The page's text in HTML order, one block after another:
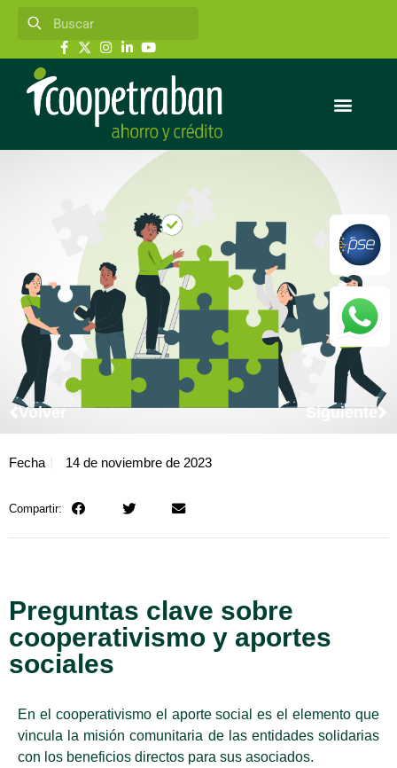
Volver Siguiente
Fecha 14 de noviembre de 2023
Compartir:
Preguntas clave sobre
cooperativismo y aportes
sociales
En el cooperativismo el aporte social es el elemento que
vincula la misión comunitaria de las entidades solidarias
con los beneficios directos para sus asociados.